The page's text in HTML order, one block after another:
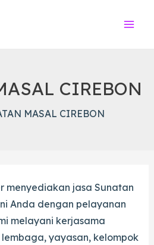
CIREBON
MASAL CIREBON
menyediakan jasa Sunatan
Anda dengan pelayanan
melayani kerjasama
yayasan, kelompok